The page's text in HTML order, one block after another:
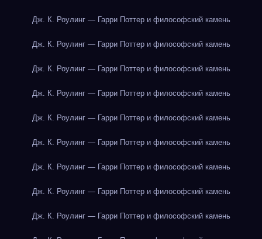
Дж. К. Роулинг — Гарри Поттер и философский камень
Дж. К. Роулинг — Гарри Поттер и философский камень
Дж. К. Роулинг — Гарри Поттер и философский камень
Дж. К. Роулинг — Гарри Поттер и философский камень
Дж. К. Роулинг — Гарри Поттер и философский камень
Дж. К. Роулинг — Гарри Поттер и философский камень
Дж. К. Роулинг — Гарри Поттер и философский камень
Дж. К. Роулинг — Гарри Поттер и философский камень
Дж. К. Роулинг — Гарри Поттер и философский камень